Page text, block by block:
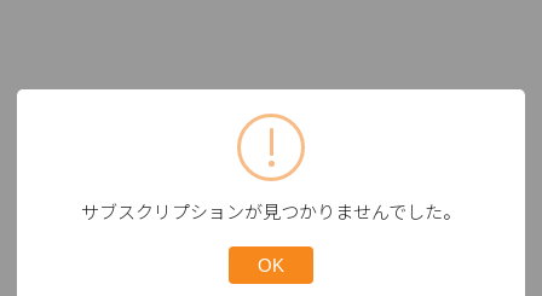
サブスクリプションが見つかりませんでした。
OK